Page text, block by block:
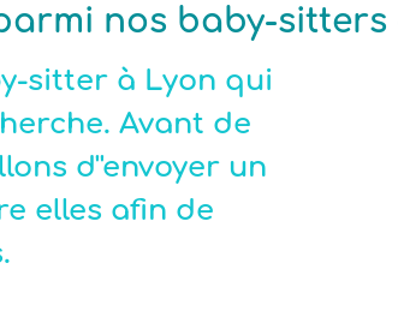
nos baby-
sitter à Lyon qui
Avant de
d''envoyer un
elles afin de